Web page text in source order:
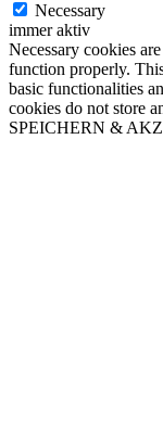
Necessary
immer aktiv
Necessary cookies
function properly.
basic functionalities
cookies do not store
SPEICHERN &